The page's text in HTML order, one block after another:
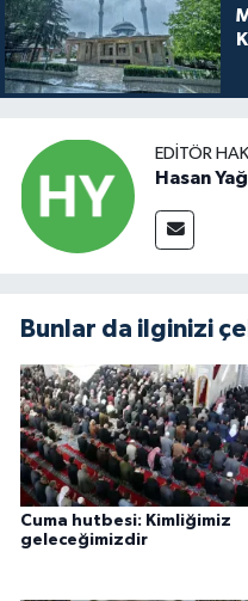
EDITÖR
Hasan
Bunlar da ilginizi
Cuma hutbesi: Kimliğimiz
geleceğimizdir